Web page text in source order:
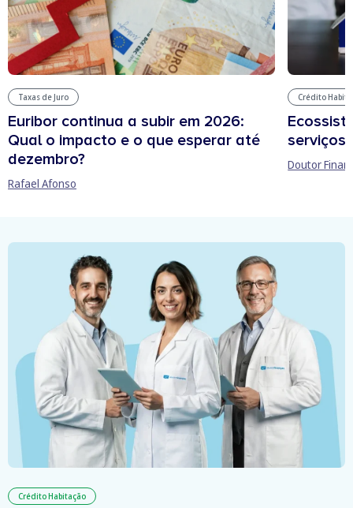
Taxas de Juro
Euribor continua a subir em 2026:
Qual o impacto e o que esperar até
dezembro?
Rafael Afonso
Crédito
serviços
Doutor
Crédito Habitação